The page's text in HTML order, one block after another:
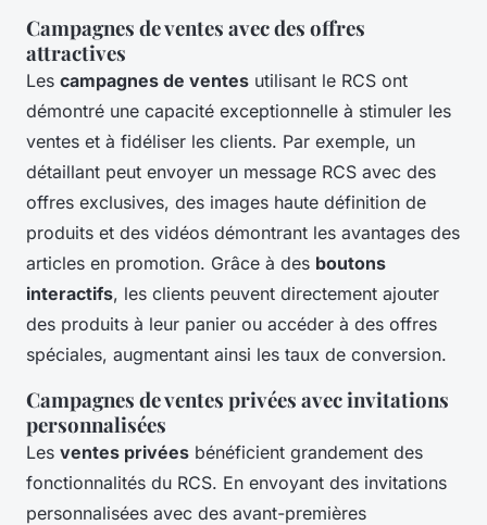
Campagnes de ventes avec des offres
attractives
Les campagnes de ventes utilisant le RCS ont
démontré une capacité exceptionnelle à stimuler les
ventes et à fidéliser les clients. Par exemple, un
détaillant peut envoyer un message RCS avec des
offres exclusives, des images haute définition de
produits et des vidéos démontrant les avantages des
articles en promotion. Grâce à des boutons
interactifs, les clients peuvent directement ajouter
des produits à leur panier ou accéder à des offres
spéciales, augmentant ainsi les taux de conversion.
Campagnes de ventes privées avec invitations
personnalisées
Les ventes privées bénéficient grandement des
fonctionnalités du RCS. En envoyant des invitations
personnalisées avec des avant-premières